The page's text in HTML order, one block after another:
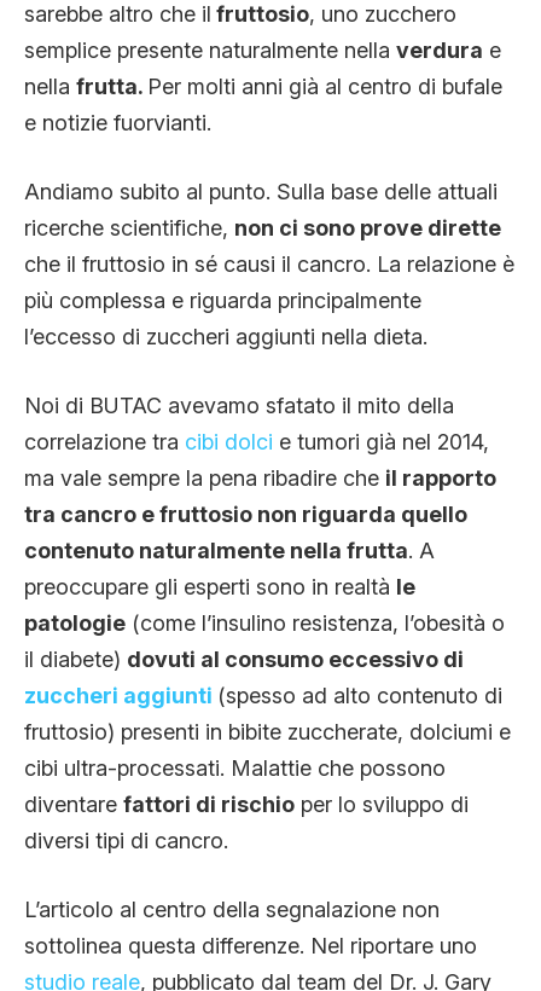
sarebbe altro che il fruttosio, uno zucchero
semplice presente naturalmente nella verdura e
nella frutta. Per molti anni già al centro di bufale
e notizie fuorvianti.
Andiamo subito al punto. Sulla base delle attuali
ricerche scientifiche, non ci sono prove dirette
che il fruttosio in sé causi il cancro. La relazione è
più complessa e riguarda principalmente
l’eccesso di zuccheri aggiunti nella dieta.
Noi di BUTAC avevamo sfatato il mito della
correlazione tra cibi dolci e tumori già nel 2014,
ma vale sempre la pena ribadire che il rapporto
tra cancro e fruttosio non riguarda quello
contenuto naturalmente nella frutta. A
preoccupare gli esperti sono in realtà le
patologie (come l’insulino resistenza, l’obesità o
il diabete) dovuti al consumo eccessivo di
zuccheri aggiunti (spesso ad alto contenuto di
fruttosio) presenti in bibite zuccherate, dolciumi e
cibi ultra-processati. Malattie che possono
diventare fattori di rischio per lo sviluppo di
diversi tipi di cancro.
L’articolo al centro della segnalazione non
sottolinea questa differenze. Nel riportare uno
studio reale, pubblicato dal team del Dr. J. Gary